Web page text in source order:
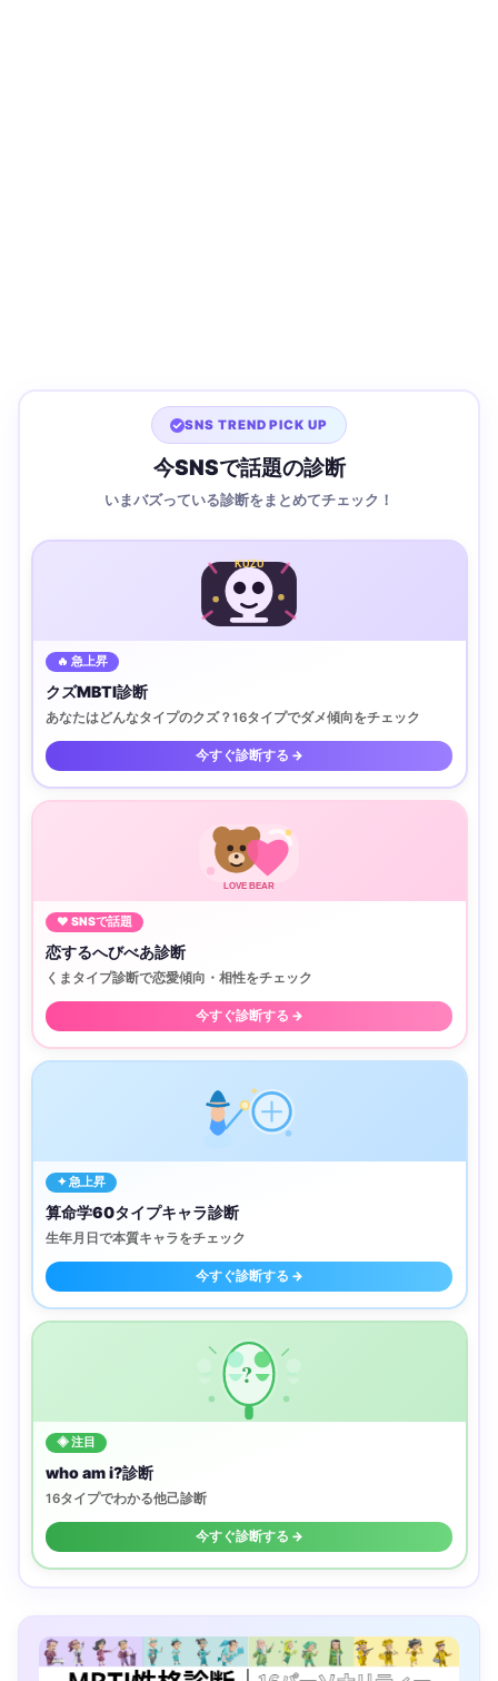
SNS TREND PICK UP
今SNSで話題の診断
いまバズっている診断をまとめてチェック！
KUZU
🔥 急上昇
クズMBTI診断
あなたはどんなタイプのクズ？16タイプでダメ傾向をチェック
今すぐ診断する →
LOVE BEAR
♥ SNSで話題
恋するへびべあ診断
くまタイプ診断で恋愛傾向・相性をチェック
今すぐ診断する →
✦ 急上昇
算命学60タイプキャラ診断
生年月日で本質キャラをチェック
今すぐ診断する →
?
◈ 注目
who am i?診断
16タイプでわかる他己診断
今すぐ診断する →